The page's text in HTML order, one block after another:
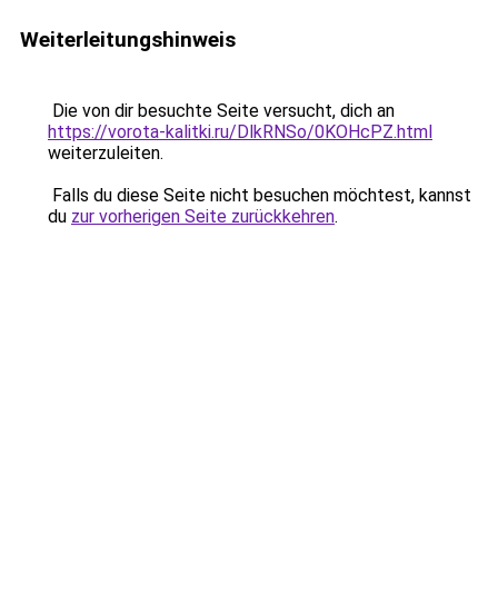
Weiterleitungshinweis
Die von dir besuchte Seite versucht, dich an
https://vorota-kalitki.ru/DlkRNSo/0KOHcPZ.html
weiterzuleiten.
Falls du diese Seite nicht besuchen möchtest, kannst
du zur vorherigen Seite zurückkehren.